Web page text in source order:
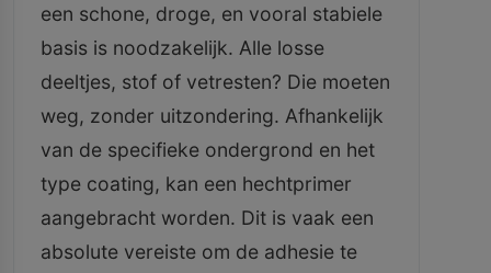
een schone, droge, en vooral stabiele
basis is noodzakelijk. Alle losse
deeltjes, stof of vetresten? Die moeten
weg, zonder uitzondering. Afhankelijk
van de specifieke ondergrond en het
type coating, kan een hechtprimer
aangebracht worden. Dit is vaak een
absolute vereiste om de adhesie te